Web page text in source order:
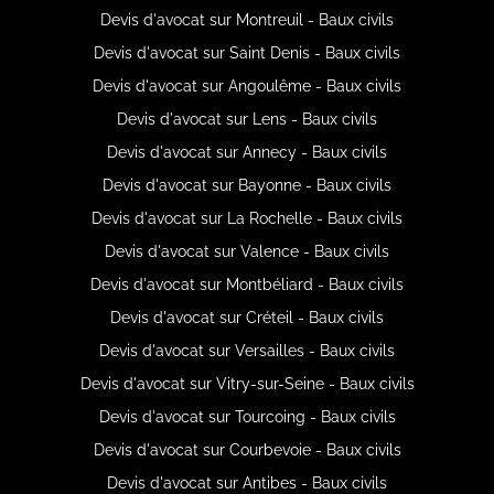
Devis d'avocat sur Montreuil - Baux civils
Devis d'avocat sur Saint Denis - Baux civils
Devis d'avocat sur Angoulême - Baux civils
Devis d'avocat sur Lens - Baux civils
Devis d'avocat sur Annecy - Baux civils
Devis d'avocat sur Bayonne - Baux civils
Devis d'avocat sur La Rochelle - Baux civils
Devis d'avocat sur Valence - Baux civils
Devis d'avocat sur Montbéliard - Baux civils
Devis d'avocat sur Créteil - Baux civils
Devis d'avocat sur Versailles - Baux civils
Devis d'avocat sur Vitry-sur-Seine - Baux civils
Devis d'avocat sur Tourcoing - Baux civils
Devis d'avocat sur Courbevoie - Baux civils
Devis d'avocat sur Antibes - Baux civils